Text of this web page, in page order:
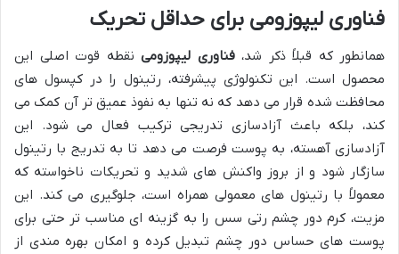
فناوری لیپوزومی برای حداقل تحریک
همانطور که قبلاً ذکر شد،فناوری لیپوزومی نقطه قوت اصلی این
محصول است. این تکنولوژی پیشرفته، رتینول را در کپسول های
محافظت شده قرار می دهد که نه تنها به نفوذ عمیق تر آن کمک می
کند، بلکه باعث آزادسازی تدریجی ترکیب فعال می شود. این
آزادسازی آهسته، به پوست فرصت می دهد تا به تدریج با رتینول
سازگار شود و از بروز واکنش های شدید و تحریکات ناخواسته که
معمولاً با رتینول های معمولی همراه است، جلوگیری می کند. این
مزیت، کرم دور چشم رتی سس را به گزینه ای مناسب تر حتی برای
پوست های حساس دور چشم تبدیل کرده و امکان بهره مندی از